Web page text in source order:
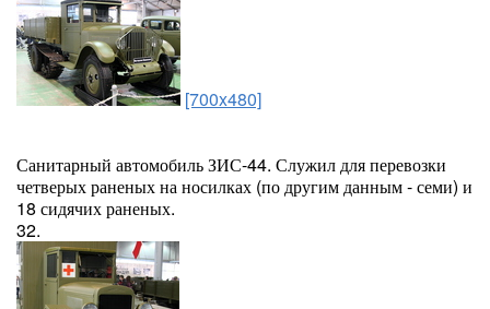
[700x480]
Санитарный автомобиль ЗИС-44. Служил для перевозки
четверых раненых на носилках (по другим данным - семи) и
18 сидячих раненых.
32.